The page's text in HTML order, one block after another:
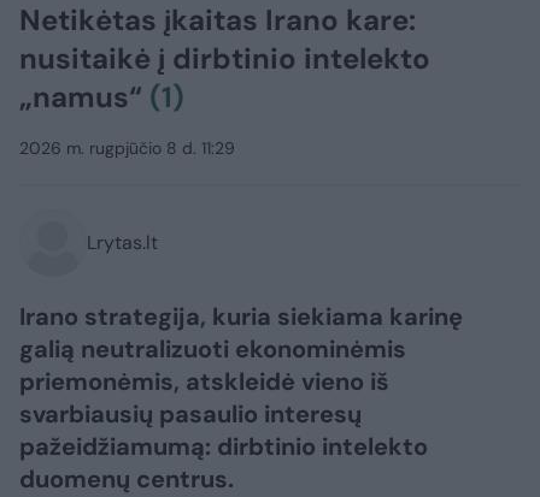
Netikėtas įkaitas Irano kare:
nusitaikė į dirbtinio intelekto
„namus“ (1)
2026 m. rugpjūčio 8 d. 11:29
Lrytas.lt
Irano strategija, kuria siekiama karinę
galią neutralizuoti ekonominėmis
priemonėmis, atskleidė vieno iš
svarbiausių pasaulio interesų
pažeidžiamumą: dirbtinio intelekto
duomenų centrus.